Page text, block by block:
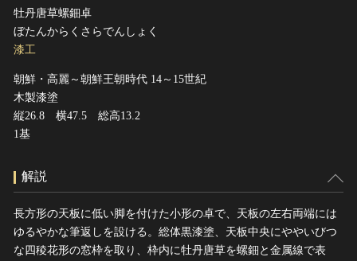
国指定文化財等データベース
牡丹唐草螺鈿卓
ぼたんからくさらでんしょく
漆工
朝鮮・高麗～朝鮮王朝時代 14～15世紀
木製漆塗
縦26.8 横47.5 総高13.2
1基
解説
長方形の天板に低い脚を付けた小形の卓で、天板の左右両端には
ゆるやかな筆返しを設ける。総体黒漆塗、天板中央にややいびつ
な四稜花形の窓枠を取り、枠内に牡丹唐草を螺鈿と金属線で表